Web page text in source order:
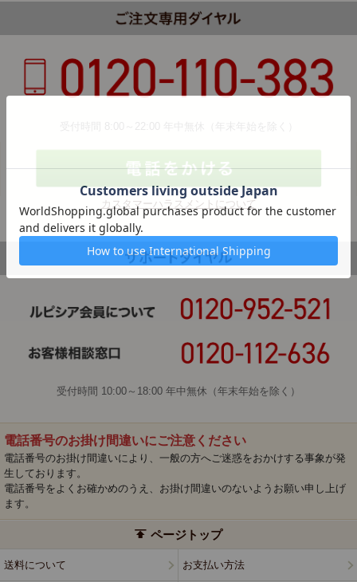
カスタマーハラスメントについて
受付時間 10:00～18:00 年中無休（年末年始を除く）
電話番号のお掛け間違いにご注意ください
電話番号のお掛け間違いにより、一般の方へご迷惑をおかけする事象が発
生しております。
電話番号をよくお確かめのうえ、お掛け間違いのないようお願い申し上げ
ます。
ページトップ
送料について お支払い方法